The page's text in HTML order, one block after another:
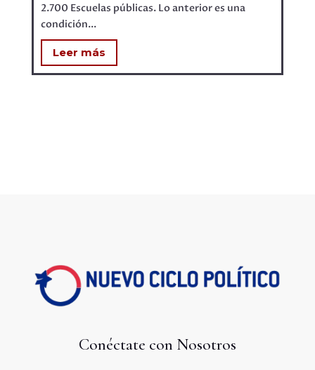
2.700 Escuelas públicas. Lo anterior es una
condición...
Leer más
Conéctate con Nosotros